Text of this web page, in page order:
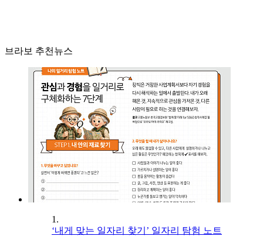
브라보 추천뉴스
1.
‘내게 맞는 일자리 찾기’ 일자리 탐험 노트